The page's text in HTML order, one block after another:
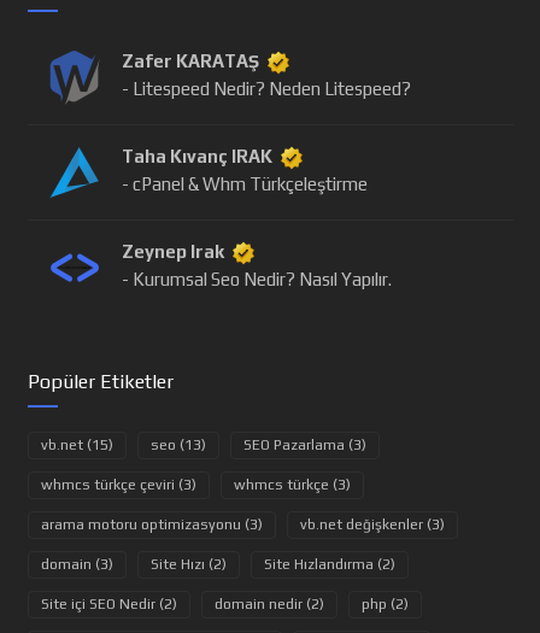
Zafer KARATAŞ
- Litespeed Nedir? Neden Litespeed?
Taha Kıvanç IRAK
- cPanel & Whm Türkçeleştirme
Zeynep Irak
- Kurumsal Seo Nedir? Nasıl Yapılır.
Popüler Etiketler
vb.net (15) seo (13) SEO Pazarlama (3)
whmcs türkçe çeviri (3) whmcs türkçe (3)
arama motoru optimizasyonu (3) vb.net değişkenler (3)
domain (3) Site Hızı (2) Site Hızlandırma (2)
Site içi SEO Nedir (2) domain nedir (2) php (2)